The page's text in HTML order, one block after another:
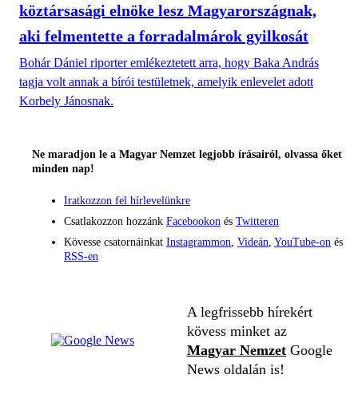
köztársasági elnöke lesz Magyarországnak,
aki felmentette a forradalmárok gyilkosát
Bohár Dániel riporter emlékeztetett arra, hogy Baka András
tagja volt annak a bírói testületnek, amelyik enlevelet adott
Korbely Jánosnak.
Ne maradjon le a Magyar Nemzet legjobb írásairól, olvassa őket
minden nap!
Iratkozzon fel hírlevelünkre
Csatlakozzon hozzánk Facebookon és Twitteren
Kövesse csatornáinkat Instagrammon Videán YouTube-on és
RSS-en
A legfrissebb hírekért
kövess minket az
Magyar Nemzet Google
News oldalán is!